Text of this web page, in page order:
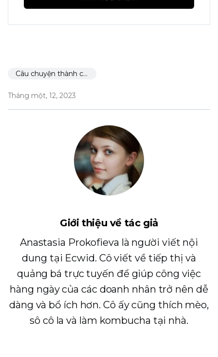
Câu chuyện thành công
Tháng một, 12, 2023
Giới thiệu về tác giả
Anastasia Prokofieva là người viết nội
dung tại Ecwid. Cô viết về tiếp thị và
quảng bá trực tuyến để giúp công việc
hàng ngày của các doanh nhân trở nên dễ
dàng và bổ ích hơn. Cô ấy cũng thích mèo,
sô cô la và làm kombucha tại nhà.